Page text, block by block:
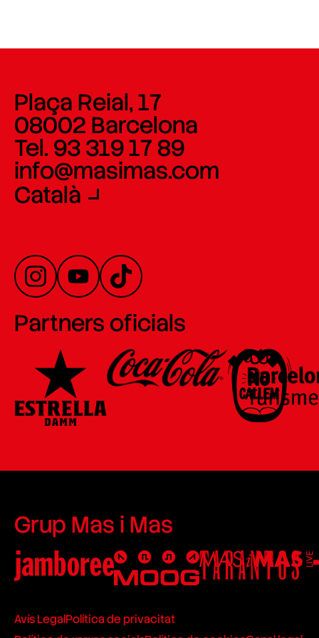
Plaça Reial, 17
08002 Barcelona
Tel. 93 319 17 89
info@masimas.com
Català
Partners oficials
Grup Mas i Mas
Avís LegalPolítica de privacitat